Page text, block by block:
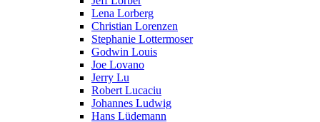
Lena Lorberg
Christian Lorenzen
Stephanie Lottermoser
Godwin Louis
Joe Lovano
Jerry Lu
Robert Lucaciu
Johannes Ludwig
Hans Lüdemann